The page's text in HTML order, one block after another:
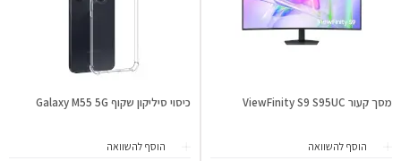
מסך קעור ViewFinity S9 S95UC
הוסף להשוואה
כיסוי סיליקון שקוף Galaxy M55 5G
הוסף להשוואה